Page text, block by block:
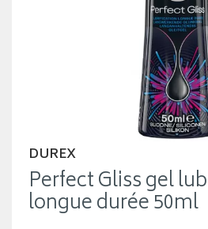
DUREX
Perfect Gliss gel
longue durée 50ml